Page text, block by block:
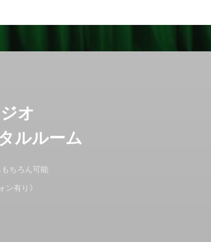
オ
ルルーム
ちろん可能
ン有り》